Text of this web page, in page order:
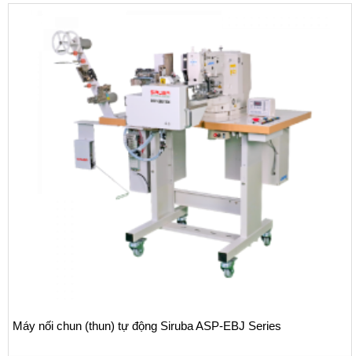
(thun) tự động Siruba ASP-EBJ Series